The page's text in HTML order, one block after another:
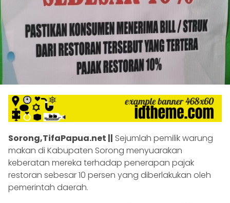
Sorong,TifaPapua.net || Sejumlah pemilik warung
makan di Kabupaten Sorong menyuarakan
keberatan mereka terhadap penerapan pajak
restoran sebesar 10 persen yang diberlakukan oleh
pemerintah daerah.